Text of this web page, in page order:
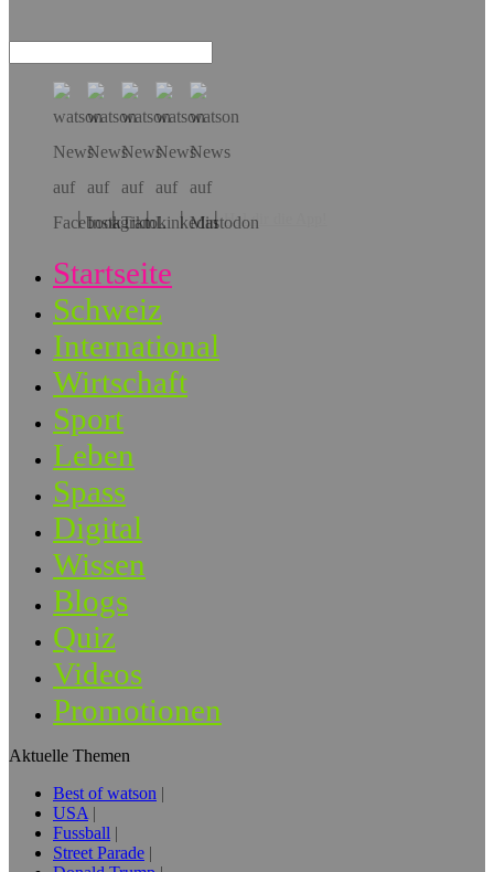
Hol dir die App!
Startseite
Schweiz
International
Wirtschaft
Sport
Leben
Spass
Digital
Wissen
Blogs
Quiz
Videos
Promotionen
Aktuelle Themen
Best of watson
USA
Fussball
Street Parade